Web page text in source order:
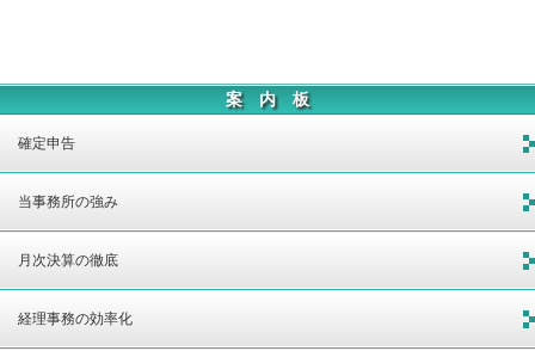
案 内 板
確定申告
当事務所の強み
月次決算の徹底
経理事務の効率化